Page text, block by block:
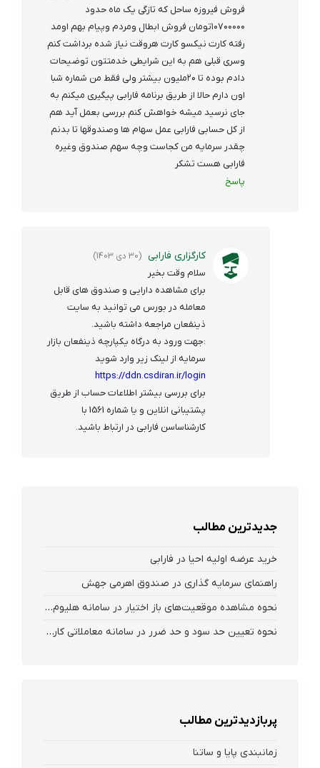
فروش فیروزه ساحل که تازگی یک ماه حدود
۱۰۷۰۰۰۰۰تومان فروش ابطال ومردم وپیام بهم اومد
رفته کارت نیکسو کارت هروقت نیاز شده برداشت کنم
وسری قبلی هم به این شرايطی خدمتتون توضیحات
دادم بوده تا ۲۰ملیون بیشتر ولی فقط من شماره شبا
اون دارم حالا از طریق برنامه فارابی پیگیری میکنم به
جای نرسید میشه خواهش کنم بررسی بعمل آید هم
از کل حسابی فارابی عمل سهام ها وصندوقها تا بدنم
چقدر سرمایه من کجاست وچه سهم صندوق وغیره
فارابی هست تشکر
پاسخ
کارگزاری فارابی (30 دی 1403)
سلام وقت بخیر
برای مشاهده دارایی و صندوق های قابل
معامله در بورس می توانید به سایت
ذینفعان مراجعه داشته باشید.
:جهت ورود به درگاه یکپارچه ذینفعان بازار
سرمایه از لینک زیر وارد شوید
https://ddn.csdiran.ir/login
برای بررسی بیشتر اطلاعات حساب از طریق
پشتیبانی انلاین و یا شماره 1561 با
کارشناساسن فارابی در ارتباط باشید.
جدیدترین مطالب
خرید عرضه اولیه احیا در فارابی
راهنمای سرمایه گذاری در صندوق اهرمی جهش
نحوه‌ مشاهده‌ موقعیت‌های باز اختیار در سامانه هلیوم و نکست
نحوه تعیین حد سود و حد ضرر در سامانه معاملاتی کارگزاری فارابی
پربازدیدترین مطالب
زمانبندی پایا و ساتنا